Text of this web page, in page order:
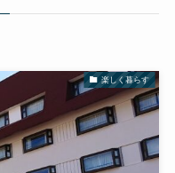
楽しく暮らす